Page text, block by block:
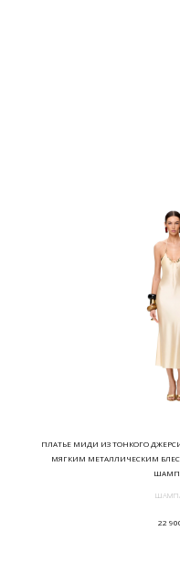
ПЛАТЬЕ МИДИ ИЗ ТОНКОГО
МЯГКИМ МЕТАЛЛИЧЕСКИМ
22